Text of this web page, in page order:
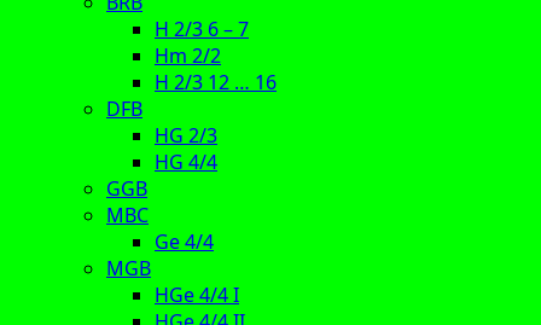
H 2/3 6 – 7
Hm 2/2
H 2/3 12 … 16
DFB
HG 2/3
HG 4/4
GGB
MBC
Ge 4/4
MGB
HGe 4/4 I